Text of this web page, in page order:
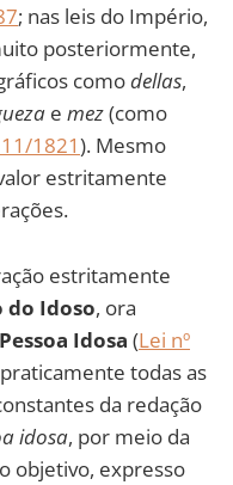
; nas leis do Império,
posteriormente,
comodellas,
e mez(como
1821). Mesmo
estritamente
estritamente
do Idoso, ora
Idosa (Lei nº
todas as
da redação
idosa, por meio da
objetivo, expresso